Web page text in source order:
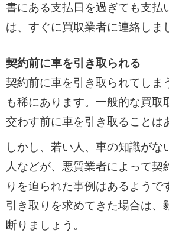
書にある支払日を過ぎても支払
は、すぐに買取業者に連絡しま
契約前に車を引き取られる
契約前に車を引き取られてしま
も稀にあります。一般的な買取
交わす前に車を引き取ることは
しかし、若い人、車の知識がな
人などが、悪質業者によって契
りを迫られた事例はあるようで
引き取りを求めてきた場合は、
断りましょう。